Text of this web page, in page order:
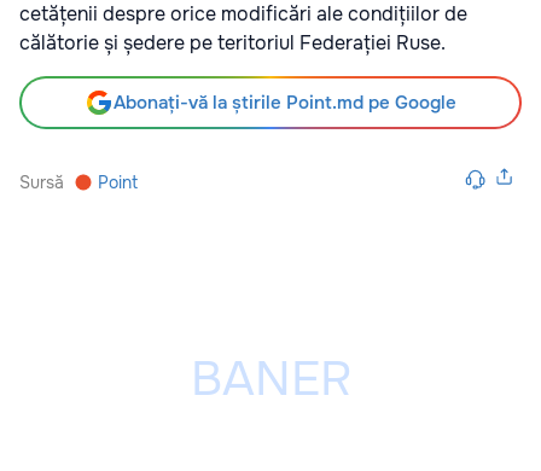
cetățenii despre orice modificări ale condițiilor de
călătorie și ședere pe teritoriul Federației Ruse.
Abonați-vă la știrile Point.md pe Google
Sursă Point